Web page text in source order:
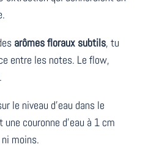
arômes floraux subtils, tu
entre les notes. Le flow,
le niveau d’eau dans le
couronne d’eau à 1 cm
moins.